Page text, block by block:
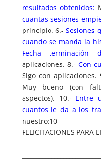
resultados obtenidos:
cuantas sesiones
principio. 6.-Sesiones
cuando se manda la
Fecha terminación
aplicaciones. 8.- Con
Sigo con aplicaciones.
Muy bueno (con
aspectos). 10.- Entre
cuantos le da a los
nuestro:10
FELICITACIONES PARA